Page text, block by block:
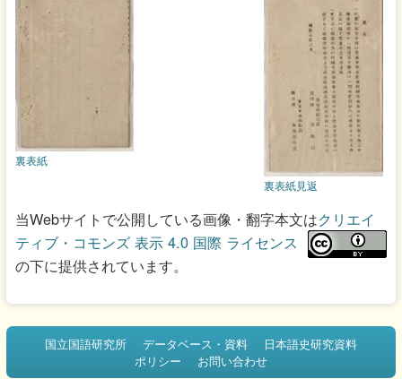
裏表紙見返
裏表紙
当Webサイトで公開している画像・翻字本文はクリエイ
ティブ・コモンズ 表示 4.0 国際 ライセンス
の下に提供されています。
国立国語研究所 データベース・資料
日本語史研究資料
ポリシー
お問い合わせ